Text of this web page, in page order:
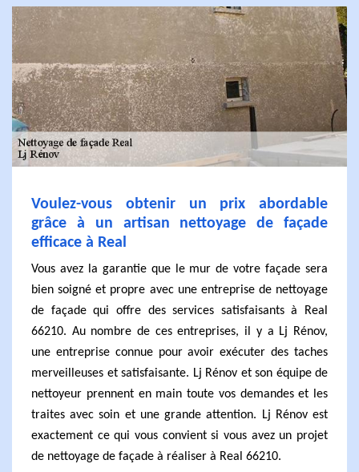
Voulez-vous obtenir un prix abordable
grâce à un artisan nettoyage de façade
efficace à Real
Vous avez la garantie que le mur de votre façade sera
bien soigné et propre avec une entreprise de nettoyage
de façade qui offre des services satisfaisants à Real
66210. Au nombre de ces entreprises, il y a Lj Rénov,
une entreprise connue pour avoir exécuter des taches
merveilleuses et satisfaisante. Lj Rénov et son équipe de
nettoyeur prennent en main toute vos demandes et les
traites avec soin et une grande attention. Lj Rénov est
exactement ce qui vous convient si vous avez un projet
de nettoyage de façade à réaliser à Real 66210.